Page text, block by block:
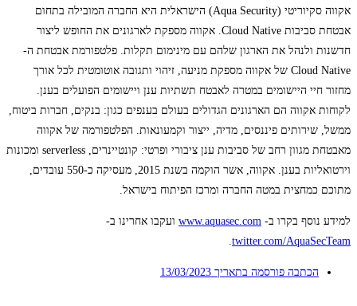
אקווה סקיוריטי (Aqua Security) הישראלית היא החברה המובילה בתחום
אבטחת סביבות Cloud Native. אקווה מספקת לארגונים את החופש ליצור
חדשנות ולנהל את הארגון שלהם עם מינימום תקלות. פלטפורמת אבטחת ה-
Cloud Native של אקווה מספקת מניעה, זיהוי ותגובה אוטומטית לכל אורך
מחזור חיי היישומים במטרה לאבטח תשתיות ענן ויישומים הפועלים בענן.
לקוחות אקווה הם הארגונים הגדולים בעולם בענפים כגון: בנקים, חברות ביטוח,
ממשל, שירותים פיננסים, מדיה, ייצור וקמעונאות. הפלטפורמה של אקווה
מאבטחת מגוון רחב של סביבות ענן ציבורי ופרטי: קונטיינרים, serverless ומכונות
וירטואליות בענן. אקווה, אשר הוקמה בשנת 2015, מעסיקה כ-550 עובדים,
מתוכם כמחצית במטה החברה ומרכז הפיתוח בישראל.
למידע נוסף בקרו ב- www.aquasec.com ועקבו אחרינו ב-
twitter.com/AquaSecTeam
.
הכתבה פורסמה בתאריך 13/03/2023